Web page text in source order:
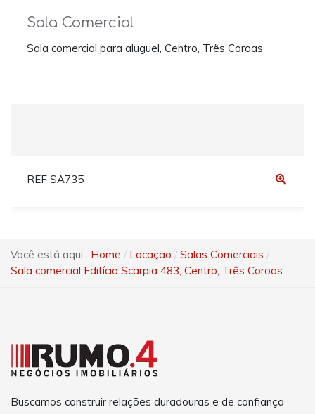
Sala Comercial
Sala comercial para aluguel, Centro, Três Coroas
REF SA735
Você está aqui: Home Locação
Salas Comerciais
Sala comercial Edifício Scarpia 483, Centro, Três Coroas
Buscamos construir relações duradouras e de confiança